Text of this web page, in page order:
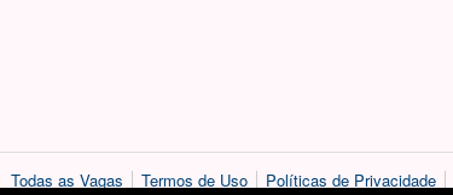
Todas as Vagas Termos de Uso Políticas de Privacidade